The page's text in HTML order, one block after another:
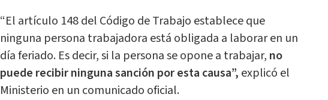
“El artículo 148 del Código de Trabajo establece que
ninguna persona trabajadora está obligada a laborar en un
día feriado. Es decir, si la persona se opone a trabajar, no
puede recibir ninguna sanción por esta causa”, explicó el
Ministerio en un comunicado oficial.